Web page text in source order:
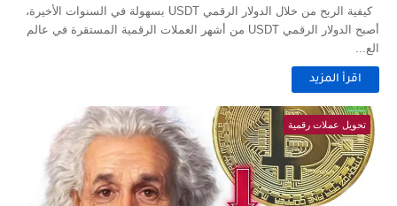
كيفية الربح من خلال الدولار الرقمي USDT بسهولة في السنوات الأخيرة،
أصبح الدولار الرقمي USDT من أشهر العملات الرقمية المستقرة في عالم
الع...
اقرأ المزيد
تحويل عملات رقمية